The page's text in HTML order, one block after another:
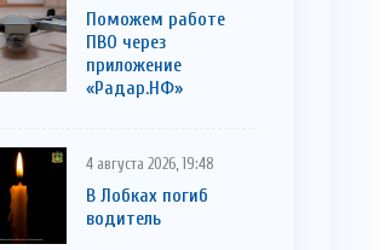
Поможем работе
ПВО через
приложение
«Радар.НФ»
4 августа 2026, 19:48
В Лобках погиб
водитель